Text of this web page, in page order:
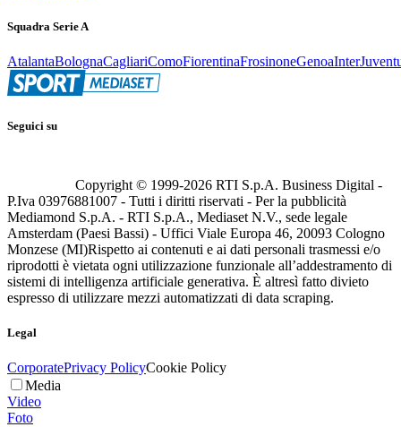
Squadra Serie A
AtalantaBolognaCagliariComoFiorentinaFrosinoneGenoaInter
Seguici su
Copyright © 1999-2026 RTI S.p.A. Business Digital -
P.Iva 03976881007 - Tutti i diritti riservati - Per la pubblicità
Mediamond S.p.A. - RTI S.p.A., Mediaset N.V., sede legale
Amsterdam (Paesi Bassi) - Uffici Viale Europa 46, 20093 Cologno
Monzese (MI)Rispetto ai contenuti e ai dati personali trasmessi e/o
riprodotti è vietata ogni utilizzazione funzionale all’addestramento di
sistemi di intelligenza artificiale generativa. È altresì fatto divieto
espresso di utilizzare mezzi automatizzati di data scraping.
Legal
CorporatePrivacy PolicyCookie Policy
Media
Video
Foto